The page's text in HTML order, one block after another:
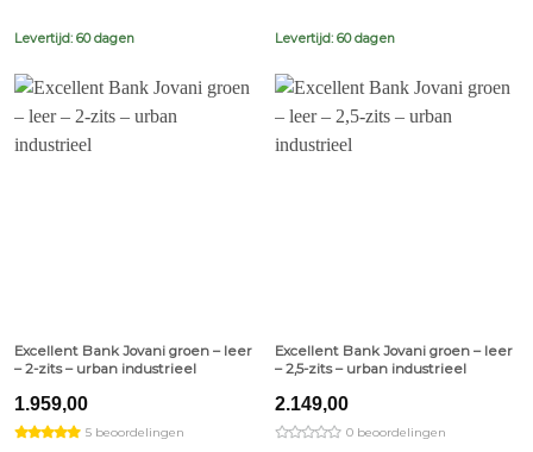
Levertijd: 60 dagen Levertijd: 60 dagen
Excellent Bank Jovani groen – leer
– 2-zits – urban industrieel
1.959,00
5 beoordelingen
Excellent Bank Jovani groen – leer
– 2,5-zits – urban industrieel
2.149,00
0 beoordelingen